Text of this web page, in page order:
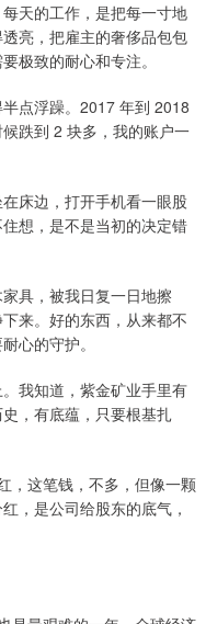
天的工作，是把每一寸地
亮，把雇主的奢侈品包包
极致的耐心和专注。
点浮躁。2017 年到 2018
跌到 2 块多，我的账户一
床边，打开手机看一眼股
想，是不是当初的决定错
具，被我日复一日地擦
来。好的东西，从来都不
心的守护。
我知道，紫金矿业手里有
，有底蕴，只要根基扎
，这笔钱，不多，但像一颗
，是公司给股东的底气，